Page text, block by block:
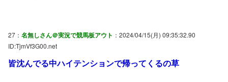
27： 名無しさん＠実況で競馬板アウト ：2024/04/15(月) 09:35:32.90
ID:TjmVf3G00.net
皆沈んでる中ハイテンションで帰ってくるの草